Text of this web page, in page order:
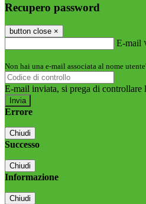
Recupero password
button close ×
E-mail
Non hai una e-mail associata al nome
E-mail inviata, si prega di controllare
Errore
Chiudi
Successo
Chiudi
Informazione
Chiudi